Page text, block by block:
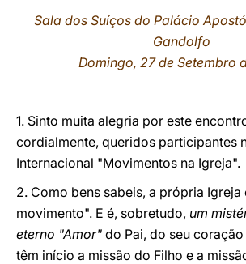
Sala dos Suíços do Palácio
Gandolfo
Domingo, 27 de Setembro
1. Sinto muita alegria por este
cordialmente, queridos participantes
Internacional "Movimentos na Igreja".
2. Como bens sabeis, a própria Igreja
movimento". E é, sobretudo, um
eterno "Amor" do Pai, do seu
têm início a missão do Filho e a